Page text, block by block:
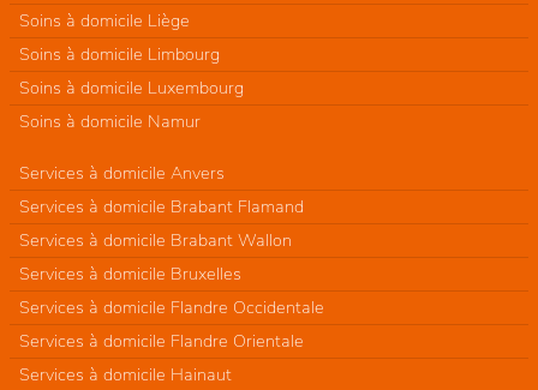
Soins à domicile Liège
Soins à domicile Limbourg
Soins à domicile Luxembourg
Soins à domicile Namur
Services à domicile Anvers
Services à domicile Brabant Flamand
Services à domicile Brabant Wallon
Services à domicile Bruxelles
Services à domicile Flandre Occidentale
Services à domicile Flandre Orientale
Services à domicile Hainaut